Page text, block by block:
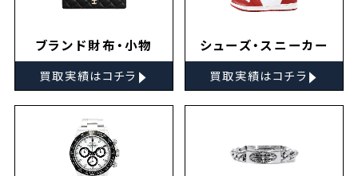
ブランド財布・小物
買取実績はコチラ ▸
シューズ・スニーカー
買取実績はコチラ ▸